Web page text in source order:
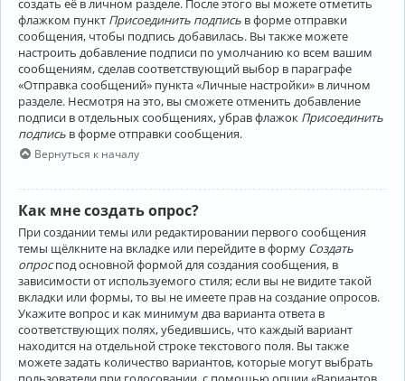
флажком пункт Присоединить подпись в форме отправки
сообщения, чтобы подпись добавилась. Вы также можете
настроить добавление подписи по умолчанию ко всем вашим
сообщениям, сделав соответствующий выбор в параграфе
«Отправка сообщений» пункта «Личные настройки» в личном
разделе. Несмотря на это, вы сможете отменить добавление
подписи в отдельных сообщениях, убрав флажок Присоединить
подпись в форме отправки сообщения.
Вернуться к началу
Как мне создать опрос?
При создании темы или редактировании первого сообщения
темы щёлкните на вкладке или перейдите в форму Создать
опроспод основной формой для создания сообщения, в
зависимости от используемого стиля; если вы не видите такой
вкладки или формы, то вы не имеете прав на создание опросов.
Укажите вопрос и как минимум два варианта ответа в
соответствующих полях, убедившись, что каждый вариант
находится на отдельной строке текстового поля. Вы также
можете задать количество вариантов, которые могут выбрать